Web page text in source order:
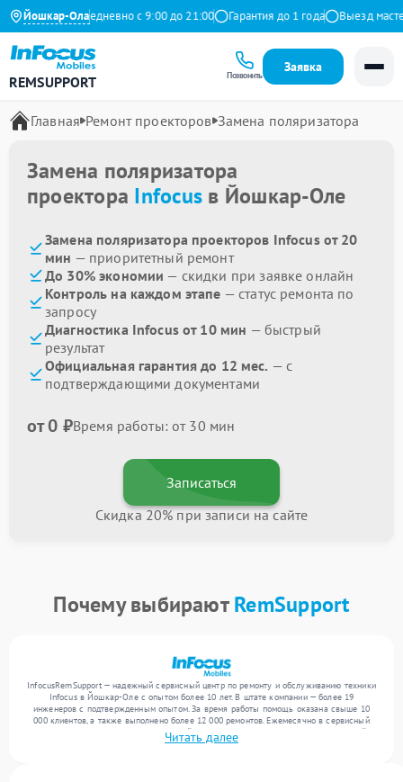
Йошкар-Ола
Яндекс Ежедневно с 9:00 до 21:00 Гарантия до 1 года Выезд
REMSUPPORT Позвонить
Заявка
Главная Ремонт проекторов Замена поляризатора
Замена поляризатора
проектора Infocus в Йошкар-Оле
Замена поляризатора проекторов Infocus от 20
мин — приоритетный ремонт
До 30% экономии — скидки при заявке онлайн
Контроль на каждом этапе — статус ремонта по
запросу
Диагностика Infocus от 10 мин — быстрый
результат
Официальная гарантия до 12 мес. — с
подтверждающими документами
от 0 ₽Время работы: от 30 мин
Записаться
Скидка 20% при записи на сайте
Почему выбираютRemSupport
InfocusRemSupport — надежный сервисный центр по ремонту и обслуживанию техники
Infocus в Йошкар-Оле с опытом более 10 лет. В штате компании — более 19
инженеров с подтвержденным опытом. За время работы помощь оказана свыше 10
000 клиентов, а также выполнено более 12 000 ремонтов. Ежемесячно в сервисный
центр поступает более 300 обращений, включая , , . Мы устраняем поломки любой
сложности и предлагаем стабильный уровень сервиса благодаря использованию
Читать далее